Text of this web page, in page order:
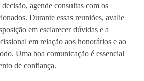
agende consultas com os
Durante essas reuniões, avalie
em esclarecer dúvidas e a
em relação aos honorários e ao
Uma boa comunicação é essencial
de confiança.